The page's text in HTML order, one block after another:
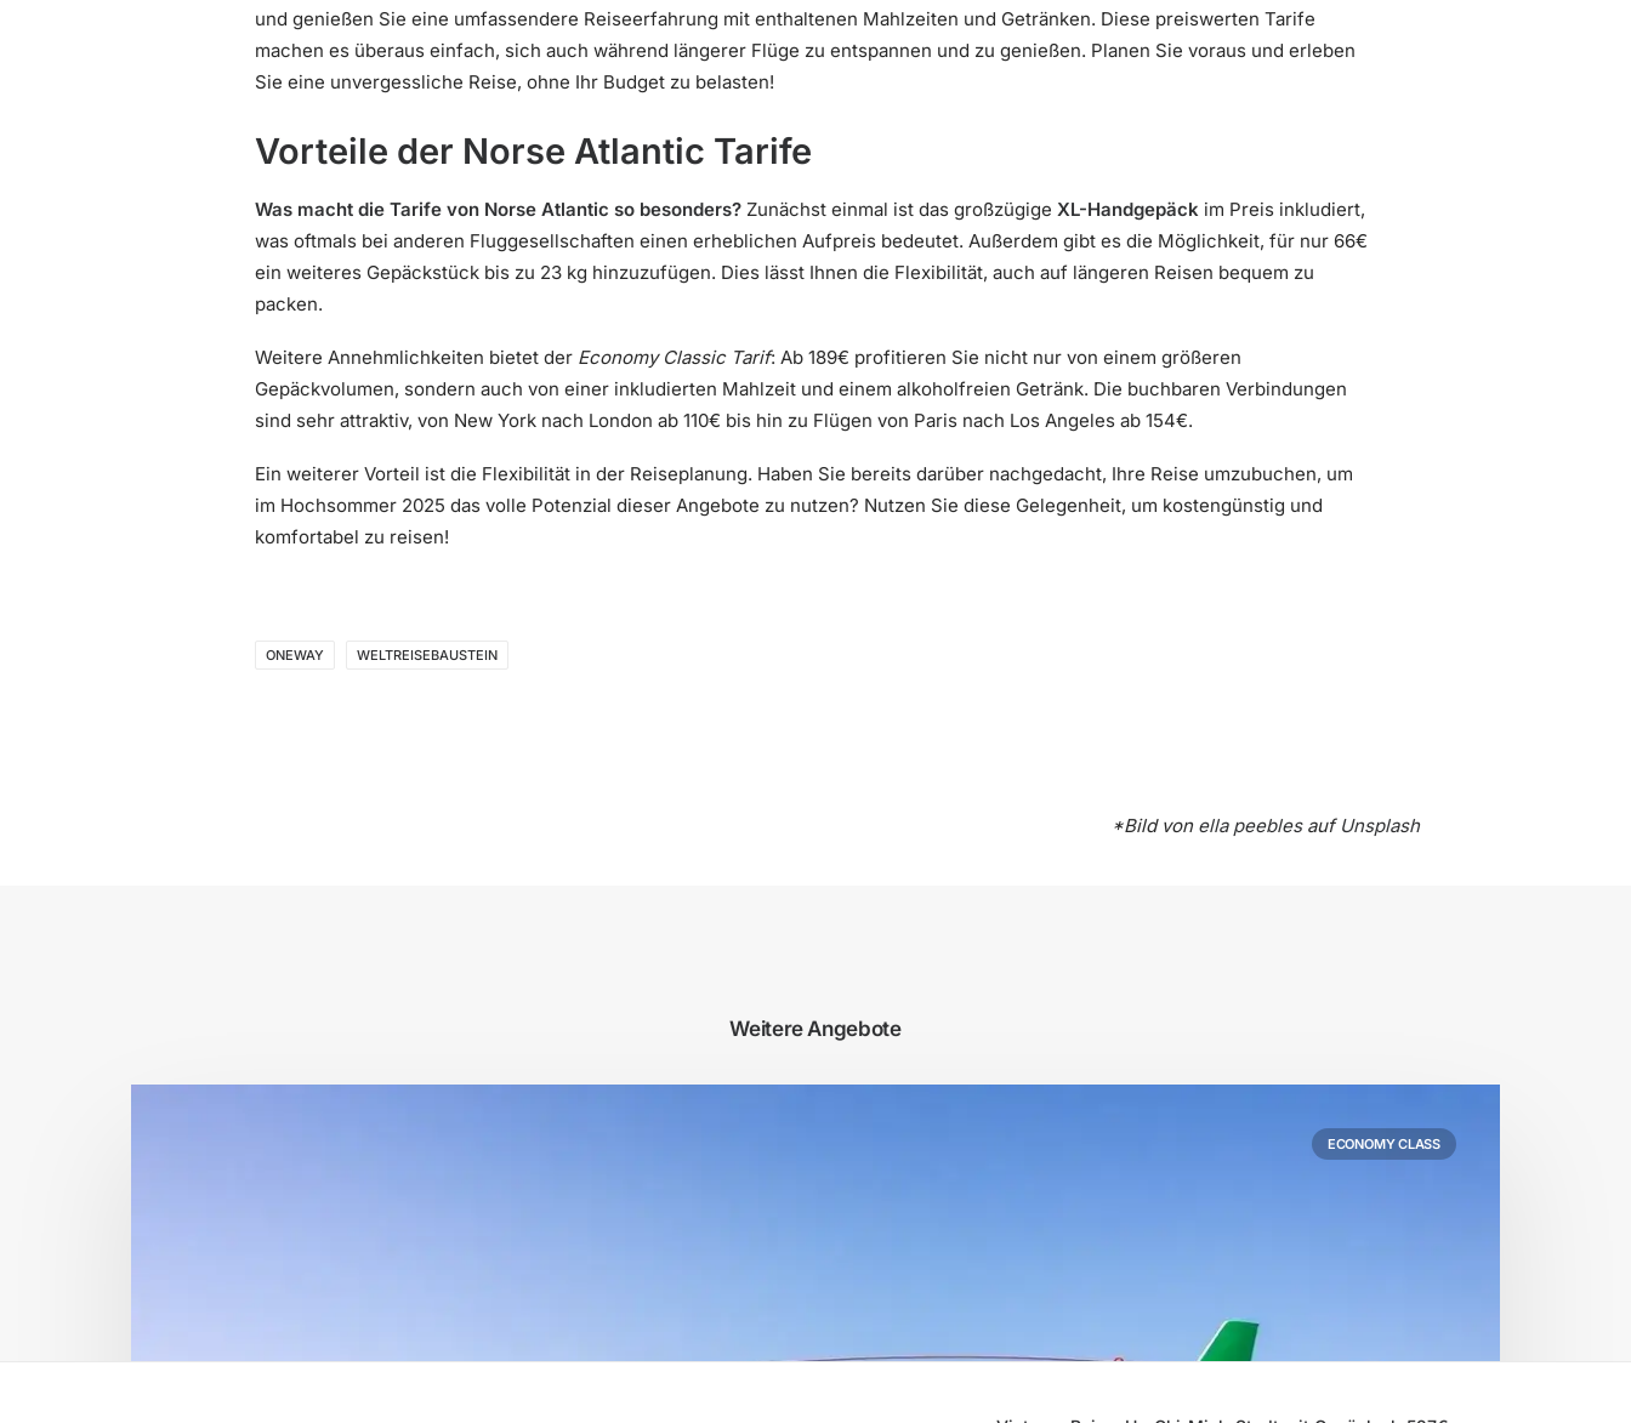
und genießen Sie eine umfassendere Reiseerfahrung mit enthaltenen Mahlzeiten und Getränken. Diese preiswerten Tarife
machen es überaus einfach, sich auch während längerer Flüge zu entspannen und zu genießen. Planen Sie voraus und erleben
Sie eine unvergessliche Reise, ohne Ihr Budget zu belasten!
Vorteile der Norse Atlantic Tarife
Was macht die Tarife von Norse Atlantic so besonders? Zunächst einmal ist das großzügige XL-Handgepäck im Preis inkludiert,
was oftmals bei anderen Fluggesellschaften einen erheblichen Aufpreis bedeutet. Außerdem gibt es die Möglichkeit, für nur 66€
ein weiteres Gepäckstück bis zu 23 kg hinzuzufügen. Dies lässt Ihnen die Flexibilität, auch auf längeren Reisen bequem zu
packen.
Weitere Annehmlichkeiten bietet der Economy Classic Tarif: Ab 189€ profitieren Sie nicht nur von einem größeren
Gepäckvolumen, sondern auch von einer inkludierten Mahlzeit und einem alkoholfreien Getränk. Die buchbaren Verbindungen
sind sehr attraktiv, von New York nach London ab 110€ bis hin zu Flügen von Paris nach Los Angeles ab 154€.
Ein weiterer Vorteil ist die Flexibilität in der Reiseplanung. Haben Sie bereits darüber nachgedacht, Ihre Reise umzubuchen, um
im Hochsommer 2025 das volle Potenzial dieser Angebote zu nutzen? Nutzen Sie diese Gelegenheit, um kostengünstig und
komfortabel zu reisen!
ONEWAY WELTREISEBAUSTEIN
*Bild von ella peeblesauf Unsplash
Weitere Angebote
ECONOMY CLASS